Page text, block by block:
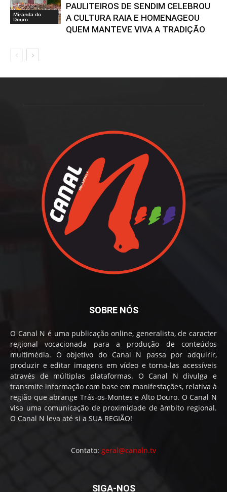
Miranda do
Douro
PAULITEIROS DE SENDIM CELEBROU
A CULTURA RAIA E HOMENAGEOU
QUEM MANTEVE VIVA A TRADIÇÃO
SOBRE NÓS
O Canal N é uma publicação online, generalista, de caracter
regional vocacionada para a produção de conteúdos
multimédia. O objetivo do Canal N passa por adquirir,
produzir e editar imagens em vídeo e torna-las acessíveis
através de múltiplas plataformas. O Canal N divulga e
transmite informação com base em manifestações, relativa à
região que abrange Trás-os-Montes e Alto Douro. O Canal N
visa uma comunicação de proximidade de âmbito regional.
O Canal N leva até si a SUA REGIÃO!
Contato: geral@canaln.tv
SIGA-NOS